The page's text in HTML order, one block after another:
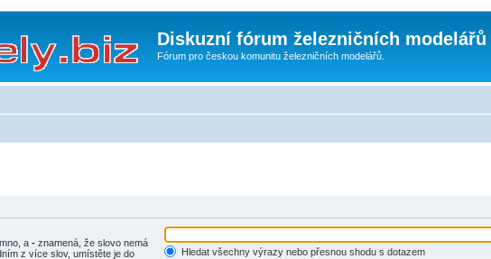
Diskuzní fórum železničních modelářů
Fórum pro českou komunitu železničních modelářů.
a - znamená, že slovo nemá
z více slov, umístěte je do
Hledat všechny výrazy nebo přesnou shodu s dotazem